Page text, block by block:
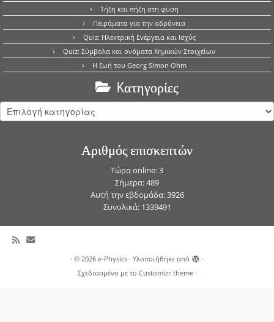
Τήξη και πήξη στη φύση
Πειράματα για την αδράνεια
Quiz: Ηλεκτρική Ενέργεια και Ισχύς
Quiz: Σύμβολα και ονόματα Χημικών Στοιχείων
Η ζωή του Georg Simon Ohm
Kατηγορίες
Kατηγορίες
Αριθμός επισκεπτών
Τώρα online: 3
Σήμερα: 489
Αυτή την εβδομάδα: 3926
Συνολικά: 1339491
· © 2026 e-Physics · Υλοποιήθηκε από
·
Σχεδιασμένο με το Customizr theme·